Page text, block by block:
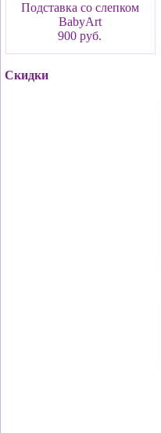
Подставка со слепком
BabyArt
900 руб.
Скидки